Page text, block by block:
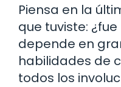
Piensa en la
que tuviste:
depende en
habilidades de
todos los